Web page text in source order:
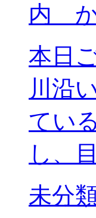
内 か
本日
川沿
てい
し、
未分